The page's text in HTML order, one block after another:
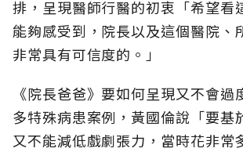
排，呈現醫師行醫的初衷「希望看
能夠感受到，院長以及這個醫院、
非常具有可信度的。」
《院長爸爸》要如何呈現又不會過
多特殊病患案例，黃國倫說「要基
又不能減低戲劇張力，當時花非常